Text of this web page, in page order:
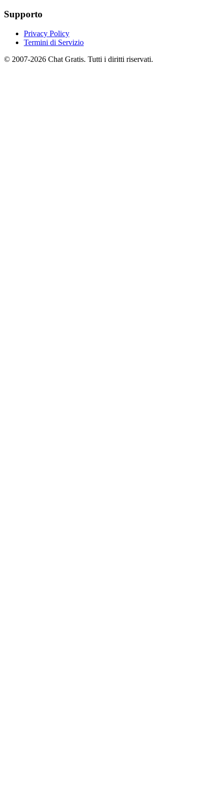
Supporto
Privacy Policy
Termini di Servizio
© 2007-2026 Chat Gratis. Tutti i diritti riservati.